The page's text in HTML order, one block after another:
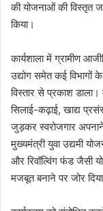
की योजनाओं की विस्तृत
किया।
कार्यशाला में ग्रामीण
उद्योग समेत कई विभागों
विस्तार से प्रकाश
सिलाई-कढ़ाई, खाद्य
जुड़कर स्वरोजगार
मुख्यमंत्री युवा उद्यमी
और रिवॉल्विंग फंड जैसी
मजबूत बनाने पर जोर